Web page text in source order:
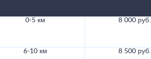
0-5 км 8 000 руб.
6-10 км 8 500 руб.